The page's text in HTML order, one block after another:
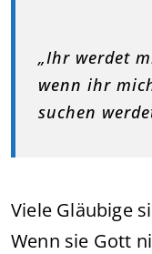
„Ihr werdet
wenn ihr
suchen
Viele Gläubige
Wenn sie Gott